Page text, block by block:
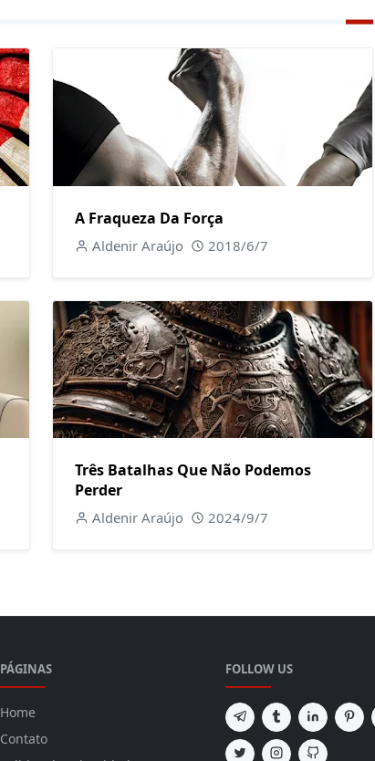
A Fraqueza Da Força
Aldenir Araújo 2018/6/7
Três Batalhas Que Não Podemos
Perder
Aldenir Araújo 2024/9/7
PÁGINAS
Home
Contato
FOLLOW US